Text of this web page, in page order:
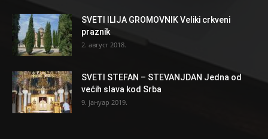
SVETI ILIJA GROMOVNIK Veliki crkveni
praznik
2. август 2018.
SVETI STEFAN – STEVANJDAN Jedna od
većih slava kod Srba
9. јануар 2019.